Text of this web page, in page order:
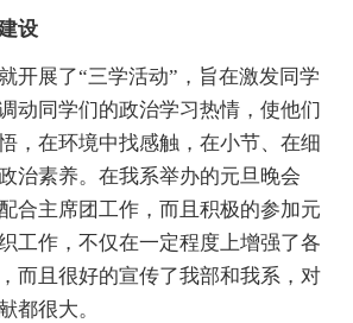
设
开展了“三学活动”，旨在激发同学
动同学们的政治学习热情，使他们
，在环境中找感触，在小节、在细
治素养。在我系举办的元旦晚会
合主席团工作，而且积极的参加元
工作，不仅在一定程度上增强了各
而且很好的宣传了我部和我系，对
都很大。